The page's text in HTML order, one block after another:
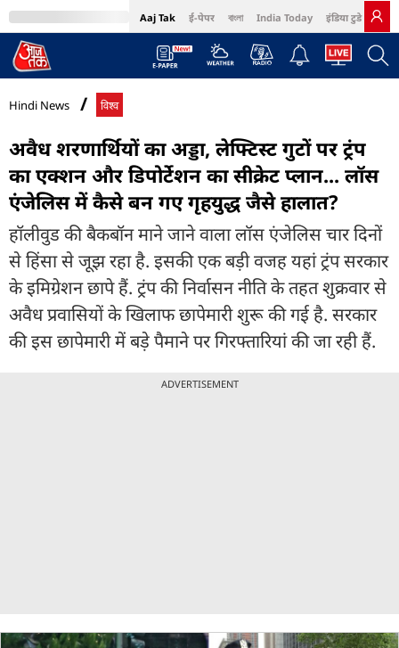
Aaj Tak ई-पेपर বাংলা India Today इंडिया टुडे हिंदी
MumbaiTak Cosmopolitan Harper's Bazaar Northeast
Hindi News विश्व
अवैध शरणार्थियों का अड्डा, लेफ्टिस्ट गुटों पर ट्रंप
का एक्शन और डिपोर्टेशन का सीक्रेट प्लान... लॉस
एंजेलिस में कैसे बन गए गृहयुद्ध जैसे हालात?
हॉलीवुड की बैकबॉन माने जाने वाला लॉस एंजेलिस चार दिनों
से हिंसा से जूझ रहा है. इसकी एक बड़ी वजह यहां ट्रंप सरकार
के इमिग्रेशन छापे हैं. ट्रंप की निर्वासन नीति के तहत शुक्रवार से
अवैध प्रवासियों के खिलाफ छापेमारी शुरू की गई है. सरकार
की इस छापेमारी में बड़े पैमाने पर गिरफ्तारियां की जा रही हैं.
ADVERTISEMENT